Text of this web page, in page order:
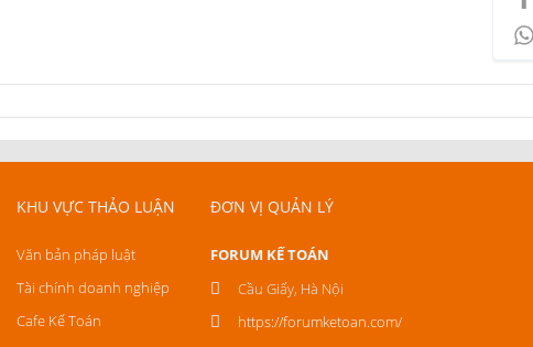
KHU VỰC THẢO LUẬN
Văn bản pháp luật
Tài chính doanh nghiệp
Cafe Kế Toán
ĐƠN VỊ QUẢN LÝ
FORUM KẾ TOÁN
Cầu Giấy, Hà Nội
https://forumketoan.com/